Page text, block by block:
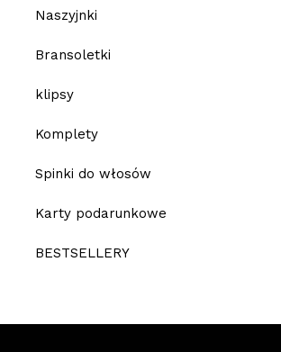
Naszyjnki
Bransoletki
klipsy
Komplety
Spinki do włosów
Karty podarunkowe
BESTSELLERY